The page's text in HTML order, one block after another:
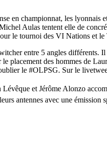
en championnat, les lyonnais
Aulas tentent elle de
le tournoi des VI Nations et le
entre 5 angles différents.
placement des hommes de
le #OLPSG. Sur le
et Jérôme Alonzo
antennes avec une